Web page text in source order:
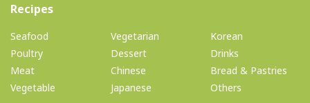
Recipes(current)
Seafood
Poultry
Meat
Vegetable
Vegetarian
Dessert
Chinese
Japanese
Korean
Drinks
Bread & Pastries
Others